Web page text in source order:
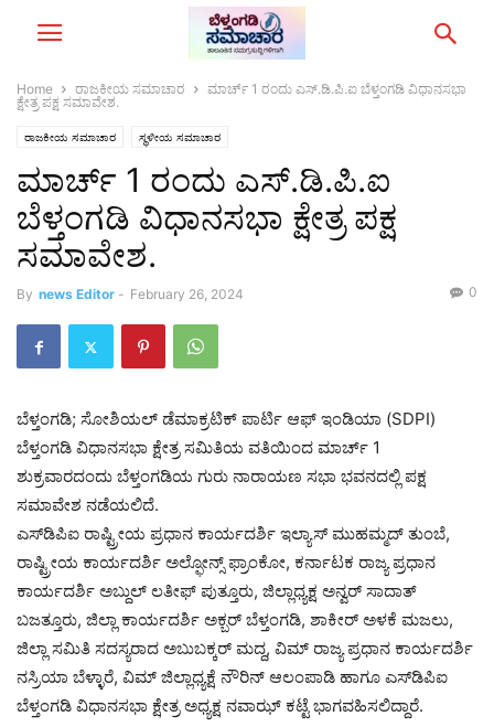
Home ರಾಜಕೀಯ ಸಮಾಚಾರ
ಮಾರ್ಚ್ 1 ರಂದು ಎಸ್.ಡಿ.ಪಿ.ಐ ಬೆಳ್ತಂಗಡಿ ವಿಧಾನಸಭಾ
ಕ್ಷೇತ್ರ ಪಕ್ಷ ಸಮಾವೇಶ.
ರಾಜಕೀಯ ಸಮಾಚಾರ ಸ್ಥಳೀಯ ಸಮಾಚಾರ
ಮಾರ್ಚ್ 1 ರಂದು ಎಸ್.ಡಿ.ಪಿ.ಐ
ಬೆಳ್ತಂಗಡಿ ವಿಧಾನಸಭಾ ಕ್ಷೇತ್ರ ಪಕ್ಷ
ಸಮಾವೇಶ.
By news Editor - February 26, 2024 0
ಬೆಳ್ತಂಗಡಿ; ಸೋಶಿಯಲ್ ಡೆಮಾಕ್ರಟಿಕ್ ಪಾರ್ಟಿ ಆಫ್ ಇಂಡಿಯಾ (SDPI)
ಬೆಳ್ತಂಗಡಿ ವಿಧಾನಸಭಾ ಕ್ಷೇತ್ರ ಸಮಿತಿಯ ವತಿಯಿಂದ ಮಾರ್ಚ್ 1
ಶುಕ್ರವಾರದಂದು ಬೆಳ್ತಂಗಡಿಯ ಗುರು ನಾರಾಯಣ ಸಭಾ ಭವನದಲ್ಲಿ ಪಕ್ಷ
ಸಮಾವೇಶ ನಡೆಯಲಿದೆ.
ಎಸ್‌ಡಿಪಿಐ ರಾಷ್ಟ್ರೀಯ ಪ್ರಧಾನ ಕಾರ್ಯದರ್ಶಿ ಇಲ್ಯಾಸ್ ಮುಹಮ್ಮದ್ ತುಂಬೆ,
ರಾಷ್ಟ್ರೀಯ ಕಾರ್ಯದರ್ಶಿ ಅಲ್ಫೋನ್ಸ್ ಫ್ರಾಂಕೋ, ಕರ್ನಾಟಕ ರಾಜ್ಯ ಪ್ರಧಾನ
ಕಾರ್ಯದರ್ಶಿ ಅಬ್ದುಲ್ ಲತೀಫ್ ಪುತ್ತೂರು, ಜಿಲ್ಲಾಧ್ಯಕ್ಷ ಅನ್ವರ್ ಸಾದಾತ್
ಬಜತ್ತೂರು, ಜಿಲ್ಲಾ ಕಾರ್ಯದರ್ಶಿ ಅಕ್ಬರ್ ಬೆಳ್ತಂಗಡಿ, ಶಾಕೀರ್ ಅಳಕೆ ಮಜಲು,
ಜಿಲ್ಲಾ ಸಮಿತಿ ಸದಸ್ಯರಾದ ಅಬುಬಕ್ಕರ್ ಮದ್ದ, ವಿಮ್ ರಾಜ್ಯ ಪ್ರಧಾನ ಕಾರ್ಯದರ್ಶಿ
ನಸ್ರಿಯಾ ಬೆಳ್ಳಾರೆ, ವಿಮ್ ಜಿಲ್ಲಾಧ್ಯಕ್ಷೆ ನೌರಿನ್ ಆಲಂಪಾಡಿ ಹಾಗೂ ಎಸ್‌ಡಿಪಿಐ
ಬೆಳ್ತಂಗಡಿ ವಿಧಾನಸಭಾ ಕ್ಷೇತ್ರ ಅಧ್ಯಕ್ಷ ನವಾಝ್ ಕಟ್ಟೆ ಭಾಗವಹಿಸಲಿದ್ದಾರೆ.